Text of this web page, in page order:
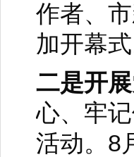
作者、
加开幕式
二是开
心、牢
活动。 8